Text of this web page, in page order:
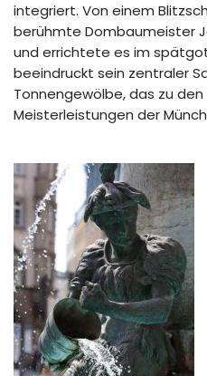
integriert. Von einem
berühmte Dombaumeister
und errichtete es im
beeindruckt sein zentraler
Tonnengewölbe, das zu
Meisterleistungen der